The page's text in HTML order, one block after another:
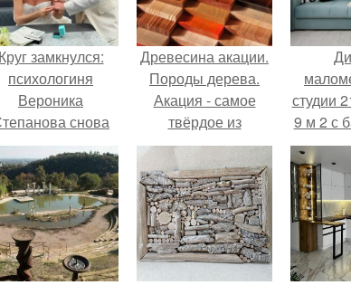
Круг замкнулся:
психологиня
Вероника
снова
замуж за
собственного
бывшего мужа.
Древесина акации.
Породы дерева.
Акация - самое
твёрдое из
деревьев, растущих
в России.
студии
9 м 2 с